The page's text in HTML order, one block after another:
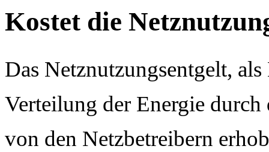
Kostet die
Das Netznutzungsentgelt,
Verteilung der Energie
von den Netzbetreibern